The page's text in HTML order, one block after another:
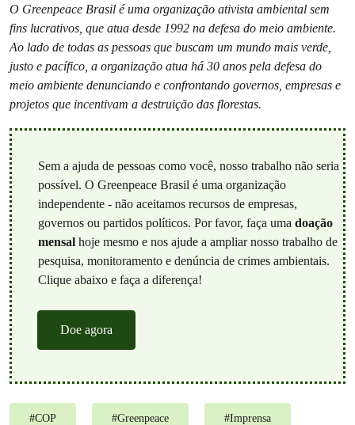
O Greenpeace Brasil é uma organização ativista ambiental sem
fins lucrativos, que atua desde 1992 na defesa do meio ambiente.
Ao lado de todas as pessoas que buscam um mundo mais verde,
justo e pacífico, a organização atua há 30 anos pela defesa do
meio ambiente denunciando e confrontando governos, empresas e
projetos que incentivam a destruição das florestas.
Sem a ajuda de pessoas como você, nosso trabalho não seria
possível. O Greenpeace Brasil é uma organização
independente - não aceitamos recursos de empresas,
governos ou partidos políticos. Por favor, faça uma doação
mensalhoje mesmo e nos ajude a ampliar nosso trabalho de
pesquisa, monitoramento e denúncia de crimes ambientais.
Clique abaixo e faça a diferença!
Doe agora
#COP #Greenpeace #Imprensa